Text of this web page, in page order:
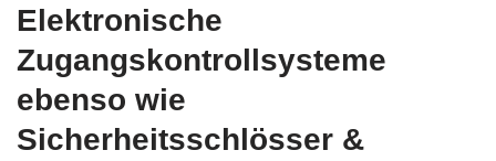
Elektronische
Zugangskontrollsysteme
ebenso wie
Sicherheitsschlösser &